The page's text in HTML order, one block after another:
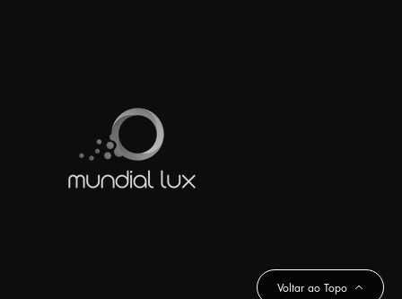
Voltar ao Topo